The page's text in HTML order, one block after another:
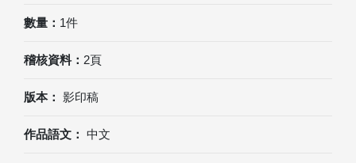
數量： 1件
稽核資料： 2頁
版本： 影印稿
作品語文： 中文